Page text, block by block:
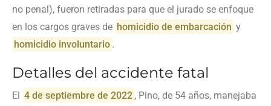
no penal), fueron retiradas para que el jurado se enfoque
en los cargos graves de homicidio de embarcación y
homicidio involuntario .
Detalles del accidente fatal
El 4 de septiembre de 2022 , Pino, de 54 años, manejaba